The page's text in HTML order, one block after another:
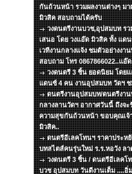
กันถ้วนหน้า รวมผลงานต่างๆ มา
มิวสิค สอบถามได้ครับ
วงดนตรีงานบวช,อุปสมบท ร
เสนอ โดย วงแอ๊ด มิวสิค ทั้ง แด
เวทีงานกลางแจ้ง ชมตัวอย่างงา
สอบถาม โทร 0867866022..แอ๊
วงดนตรี 3 ชิ้น ยอดนิยม โดย
แดนซ์ 4 คน งานอุปสมบท วัดฯ ช
ดนตรีงานอุปสมบท/ดนตรีงาน
กลางลานวัดฯ อากาศวันนี้ ถึงจ
ความสุขกันถ้วนหน้า ขอบคุณเจ้
มิวสิค..
ดนตรีอีเลคโทนฯ ราคาประ
บทสไตส์คนรุ่นใหม่ ร.ร.หอวัง ล
วงดนตรี 3 ชิ้น / ดนตรีอีเลคโ
บวช อุปสมบท วันดีงานเต็ม ....